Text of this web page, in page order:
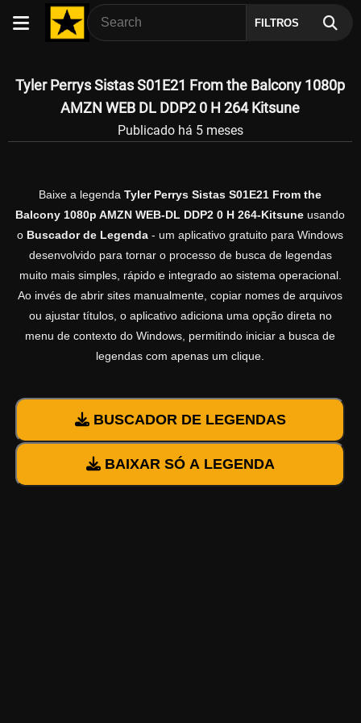
FILTROS
Tyler Perrys Sistas S01E21 From the Balcony 1080p
AMZN WEB DL DDP2 0 H 264 Kitsune
Publicado há 5 meses
Baixe a legenda Tyler Perrys Sistas S01E21 From the
Balcony 1080p AMZN WEB-DL DDP2 0 H 264-Kitsune usando
o Buscador de Legenda - um aplicativo gratuito para Windows
desenvolvido para tornar o processo de busca de legendas
muito mais simples, rápido e integrado ao sistema operacional.
Ao invés de abrir sites manualmente, copiar nomes de arquivos
ou ajustar títulos, o aplicativo adiciona uma opção direta no
menu de contexto do Windows, permitindo iniciar a busca de
legendas com apenas um clique.
BUSCADOR DE LEGENDAS
BAIXAR SÓ A LEGENDA